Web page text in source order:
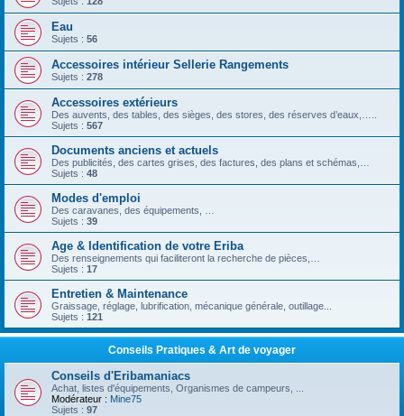
Eau
Sujets : 56
Accessoires intérieur Sellerie Rangements
Sujets : 278
Accessoires extérieurs
Des auvents, des tables, des sièges, des stores, des réserves d’eaux,…..
Sujets : 567
Documents anciens et actuels
Des publicités, des cartes grises, des factures, des plans et schémas,…
Sujets : 48
Modes d'emploi
Des caravanes, des équipements, …
Sujets : 39
Age & Identification de votre Eriba
Des renseignements qui faciliteront la recherche de pièces,…
Sujets : 17
Entretien & Maintenance
Graissage, réglage, lubrification, mécanique générale, outillage...
Sujets : 121
Conseils Pratiques & Art de voyager
Conseils d'Eribamaniacs
Achat, listes d'équipements, Organismes de campeurs, ...
Modérateur : Mine75
Sujets : 97